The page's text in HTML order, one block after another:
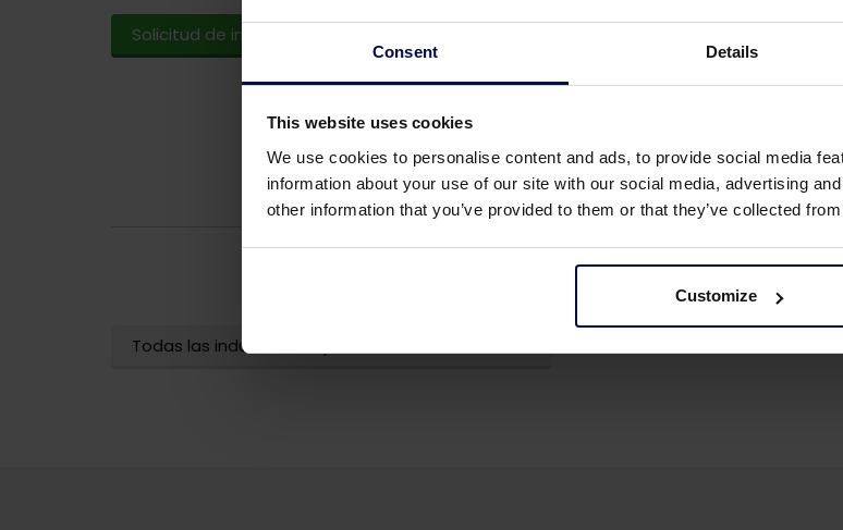
Consent Details
This website uses cookies
We use cookies to personalise content and ads, to provide social media
information about your use of our site with our social media, advertising
other information that you’ve provided to them or that they’ve collected
Customize
Solicitud de información
Todas las industrias de producción alimentaria